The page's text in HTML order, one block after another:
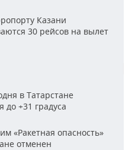
Казани
30 рейсов на вылет
в Татарстане
до +31 градуса
«Ракетная опасность»
отменен